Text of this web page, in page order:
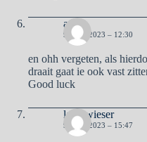
aad
9 JUNI 2023 – 12:30
en ohh vergeten, als
draait gaat ie ook vast
Good luck
lady wieser
9 JUNI 2023 – 15:47